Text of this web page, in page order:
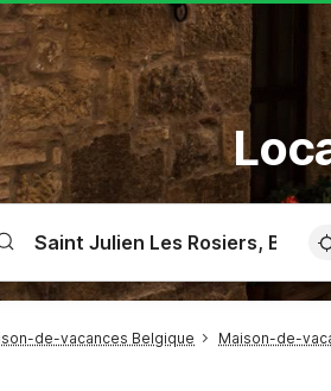
de-vacances Belgique Maison-de-